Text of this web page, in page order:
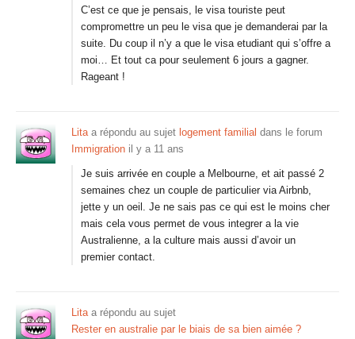
C’est ce que je pensais, le visa touriste peut
compromettre un peu le visa que je demanderai par la
suite. Du coup il n’y a que le visa etudiant qui s’offre a
moi… Et tout ca pour seulement 6 jours a gagner.
Rageant !
Litaa répondu au sujet logement familial dans le forum
Immigration il y a 11 ans
Je suis arrivée en couple a Melbourne, et ait passé 2
semaines chez un couple de particulier via Airbnb,
jette y un oeil. Je ne sais pas ce qui est le moins cher
mais cela vous permet de vous integrer a la vie
Australienne, a la culture mais aussi d’avoir un
premier contact.
Litaa répondu au sujet
Rester en australie par le biais de sa bien aimée ?